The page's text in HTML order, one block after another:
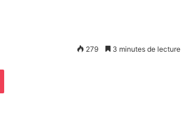
279 3 minutes de lecture
Pocket